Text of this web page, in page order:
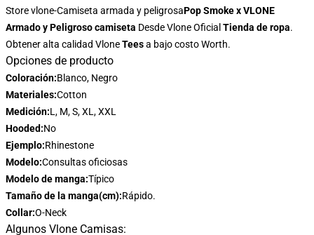
Storevlone-Camiseta armada y peligrosaPop Smoke x VLONE
Armado y Peligroso camiseta Desde Vlone Oficial Tienda de ropa.
Obtener alta calidad VloneTeesa bajo costo Worth.
Opciones de producto
Coloración:Blanco, Negro
Materiales:Cotton
Medición:L, M, S, XL, XXL
Hooded:No
Ejemplo:Rhinestone
Modelo:Consultas oficiosas
Modelo de manga:Típico
Tamaño de la manga(cm):Rápido.
Collar:O-Neck
Algunos Vlone Camisas: